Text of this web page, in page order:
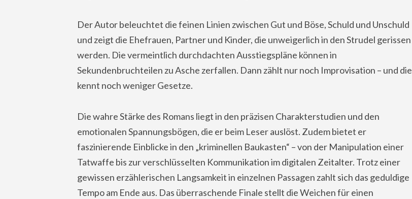
Der Autor beleuchtet die feinen Linien zwischen Gut und Böse, Schuld und Unschuld
und zeigt die Ehefrauen, Partner und Kinder, die unweigerlich in den Strudel gerissen
werden. Die vermeintlich durchdachten Ausstiegspläne können in
Sekundenbruchteilen zu Asche zerfallen. Dann zählt nur noch Improvisation – und die
kennt noch weniger Gesetze.
Die wahre Stärke des Romans liegt in den präzisen Charakterstudien und den
emotionalen Spannungsbögen, die er beim Leser auslöst. Zudem bietet er
faszinierende Einblicke in den „kriminellen Baukasten“ – von der Manipulation einer
Tatwaffe bis zur verschlüsselten Kommunikation im digitalen Zeitalter. Trotz einer
gewissen erzählerischen Langsamkeit in einzelnen Passagen zahlt sich das geduldige
Tempo am Ende aus. Das überraschende Finale stellt die Weichen für einen